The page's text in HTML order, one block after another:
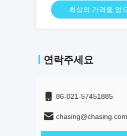
최상의 가격을 얻
연락주세요
86-021-57451885